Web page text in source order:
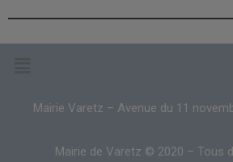
Mairie Varetz – Avenue du 11
Mairie de Varetz © 2020 – Tous